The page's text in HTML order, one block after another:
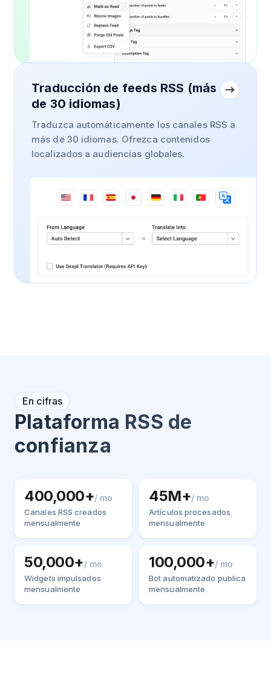
Traducción de feeds RSS (más
de 30 idiomas)
Traduzca automáticamente los canales RSS a
más de 30 idiomas. Ofrezca contenidos
localizados a audiencias globales.
En cifras
Plataforma RSS de
confianza
400,000+/ mo
Canales RSS creados
mensualmente
45M+/ mo
Artículos procesados
mensualmente
50,000+/ mo
Widgets impulsados
mensualmente
100,000+/ mo
Bot automatizado publica
mensualmente